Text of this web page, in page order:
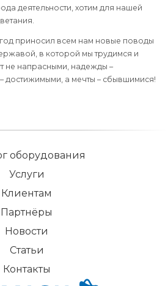
деятельности, хотим для нашей
приносил всем нам новые поводы
в которой мы трудимся и
не напрасными, надежды –
достижимыми, а мечты – сбывшимися!
оборудования
Услуги
Клиентам
Партнёры
Новости
Статьи
Контакты